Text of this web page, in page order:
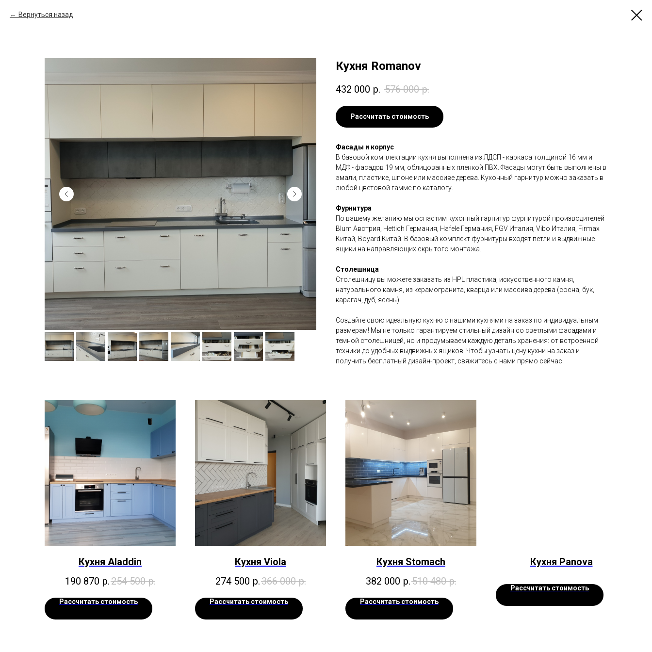
Вернуться назад
Кухня Romanov
432 000 р. 576 000 р.
Рассчитать стоимость
Фасады и корпус
В базовой комплектации кухня выполнена из ЛДСП - каркаса толщиной 16 мм и
МДФ - фасадов 19 мм, облицованных пленкой ПВХ. Фасады могут быть выполнены в
эмали, пластике, шпоне или массиве дерева. Кухонный гарнитур можно заказать в
любой цветовой гамме по каталогу.
Фурнитура
По вашему желанию мы оснастим кухонный гарнитур фурнитурой производителей
Blum Австрия, Hettich Германия, Hafele Германия, FGV Италия, Vibo Италия, Firmax
Китай, Boyard Китай. В базовый комплект фурнитуры входят петли и выдвижные
ящики на направляющих скрытого монтажа.
Столешница
Столешницу вы можете заказать из HPL пластика, искусственного камня,
натурального камня, из керамогранита, кварца или массива дерева (сосна, бук,
карагач, дуб, ясень).
Создайте свою идеальную кухню с нашими кухнями на заказ по индивидуальным
размерам! Мы не только гарантируем стильный дизайн со светлыми фасадами и
темной столешницей, но и продумываем каждую деталь хранения: от встроенной
техники до удобных выдвижных ящиков. Чтобы узнать цену кухни на заказ и
получить бесплатный дизайн-проект, свяжитесь с нами прямо сейчас!
Кухня Aladdin
190 870 р.254 500 р.
Рассчитать стоимость
Кухня Viola
274 500 р.366 000 р.
Рассчитать стоимость
Кухня Stomach
382 000 р.510 480 р.
Рассчитать стоимость
Кухня Panova
Рассчитать стоимость